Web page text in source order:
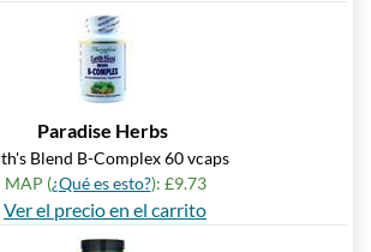
Paradise Herbs
Blend B-Complex 60 vcaps
MAP (¿Qué es esto?): £9.73
Ver el precio en el carrito